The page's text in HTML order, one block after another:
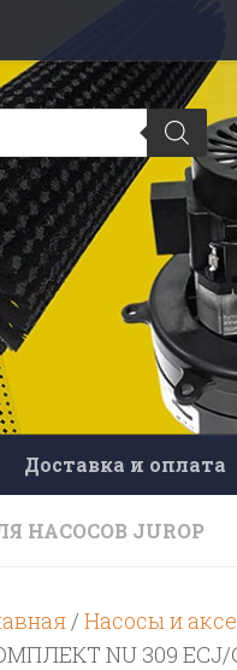
Доставка и оплата
НАСОСОВ JUROP
/ Насосы и
NU 309 ECJ/